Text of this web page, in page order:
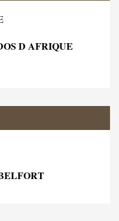
D AFRIQUE